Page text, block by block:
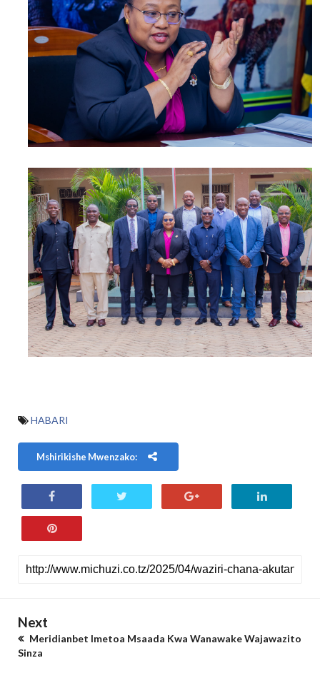
HABARI
Mshirikishe Mwenzako:
Next
Meridianbet Imetoa Msaada Kwa Wanawake Wajawazito
Sinza